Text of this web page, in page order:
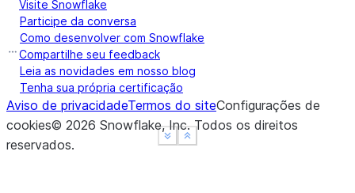
Show less
See moreShow less
See more
Visite Snowflake
Participe da conversa
Como desenvolver com Snowflake
Compartilhe seu feedback
Leia as novidades em nosso blog
Tenha sua própria certificação
Aviso de privacidadeTermos do siteConfigurações de
cookies© 2026 Snowflake, Inc.Todos os direitos
reservados.